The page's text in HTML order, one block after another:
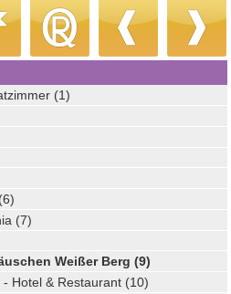
(1)
(7)
Weißer Berg (9)
Hotel & Restaurant (10)